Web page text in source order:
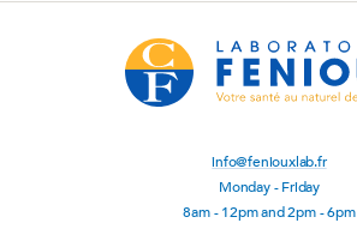
info@feniouxlab.fr
Monday - Friday
8am - 12pm and 2pm - 6pm